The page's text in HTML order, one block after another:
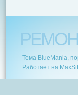
Тема BlueMania,
Работает на